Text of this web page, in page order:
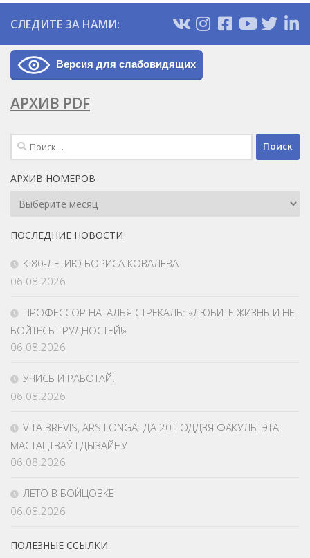
СЛЕДИТЕ ЗА НАМИ:
Версия для слабовидящих
АРХИВ PDF
Найти:
АРХИВ НОМЕРОВ
Архив
Номеров
ПОСЛЕДНИЕ НОВОСТИ
К 80-ЛЕТИЮ БОРИСА КОВАЛЕВА
06.08.2026
ПРОФЕССОР НАТАЛЬЯ СТРЕКАЛЬ: «ЛЮБИТЕ ЖИЗНЬ И НЕ
БОЙТЕСЬ ТРУДНОСТЕЙ!»
06.08.2026
УЧИСЬ И РАБОТАЙ!
06.08.2026
VITA BREVIS, ARS LONGA: ДА 20-ГОДДЗЯ ФАКУЛЬТЭТА
МАСТАЦТВАЎ І ДЫЗАЙНУ
06.08.2026
ЛЕТО В БОЙЦОВКЕ
06.08.2026
ПОЛЕЗНЫЕ ССЫЛКИ